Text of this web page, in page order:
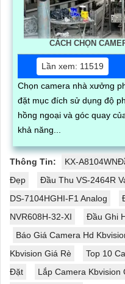
CÁCH CHỌN
Lần xem: 11519
Chọn camera nhà xưởng phù hợp bạn cần xem
đặt mục đích sử dụng độ phân giải khả năng chống nước
hồng ngoại và góc quay
khả năng...
Thông Tin:
KX-
Đẹp
Đầu Thu VS-2464R
DS-7104HGHI-F1 Analog
NVR608H-32-XI
Đầu Ghi
Báo Giá Camera Hd
Kbvision Giá Rè
Top 10
Đặt
Lắp Camera Kbvision